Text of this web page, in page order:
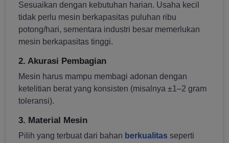
Sesuaikan dengan kebutuhan harian. Usaha kecil
tidak perlu mesin berkapasitas puluhan ribu
potong/hari, sementara industri besar memerlukan
mesin berkapasitas tinggi.
2. Akurasi Pembagian
Mesin harus mampu membagi adonan dengan
ketelitian berat yang konsisten (misalnya ±1–2 gram
toleransi).
3. Material Mesin
Pilih yang terbuat dari bahan berkualitas seperti